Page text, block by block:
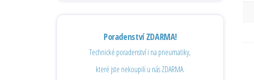
Poradenství ZDARMA!
Technické poradenství i na pneumatiky,
které jste nekoupili u nás ZDARMA.